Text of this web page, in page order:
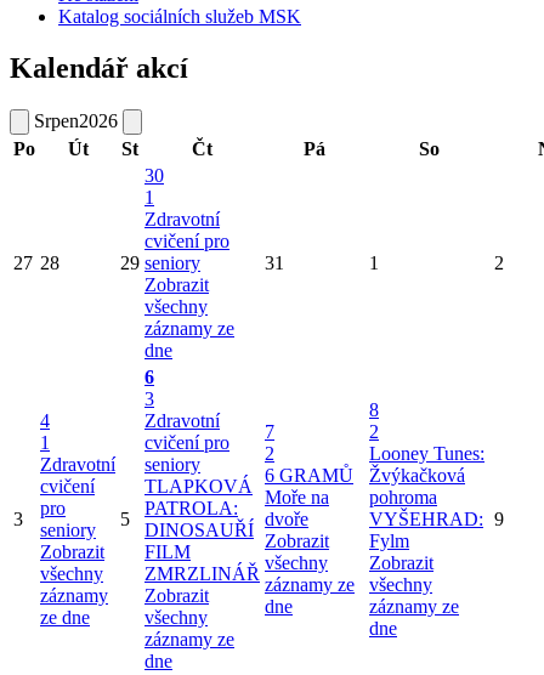
Katalog sociálních služeb MSK
Kalendář akcí
Srpen2026
Po
Út St Čt Pá So
27 28 29
30
1
Zdravotní
cvičení pro
seniory
Zobrazit
všechny
záznamy ze
dne
31 1 2
3
4
1
Zdravotní
cvičení
pro
seniory
Zobrazit
všechny
záznamy
ze dne
5
6
3
Zdravotní
cvičení pro
seniory
TLAPKOVÁ
PATROLA:
DINOSAUŘÍ
FILM
ZMRZLINÁŘ
Zobrazit
všechny
záznamy ze
dne
7
2
6 GRAMŮ
Moře na
dvoře
Zobrazit
všechny
záznamy ze
dne
8
2
Looney Tunes:
Žvýkačková
pohroma
VYŠEHRAD:
Fylm
Zobrazit
všechny
záznamy ze
dne
9